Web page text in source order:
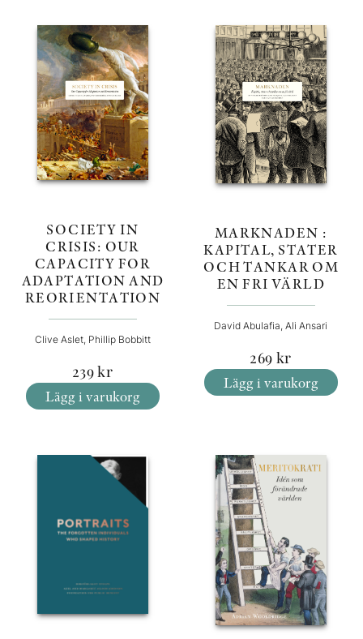
SOCIETY IN
CRISIS: OUR
CAPACITY FOR
ADAPTATION AND
REORIENTATION
Clive Aslet, Phillip Bobbitt
239kr
Lägg i varukorg
MARKNADEN :
KAPITAL, STATER
OCH TANKAR OM
EN FRI VÄRLD
David Abulafia, Ali Ansari
269 kr
Lägg i varukorg